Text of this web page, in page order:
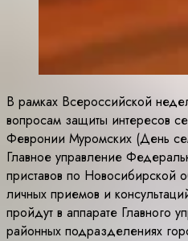
В рамках Всероссийской
вопросам защиты интересов
Февронии Муромских (День
Главное управление
приставов по Новосибирской
личных приемов и
пройдут в аппарате Главного
районных подразделениях